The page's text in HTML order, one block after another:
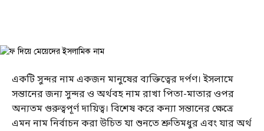
একটি সুন্দর নাম একজন মানুষের ব্যক্তিত্বের দর্পণ। ইসলামে
সন্তানের জন্য সুন্দর ও অর্থবহ নাম রাখা পিতা-মাতার ওপর
অন্যতম গুরুত্বপূর্ণ দায়িত্ব। বিশেষ করে কন্যা সন্তানের ক্ষেত্রে
এমন নাম নির্বাচন করা উচিত যা শুনতে শ্রুতিমধুর এবং যার অর্থ